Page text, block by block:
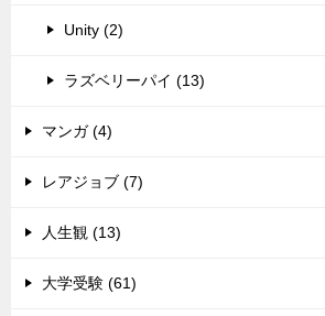
Unity (2)
ラズベリーパイ (13)
マンガ (4)
レアジョブ (7)
人生観 (13)
大学受験 (61)